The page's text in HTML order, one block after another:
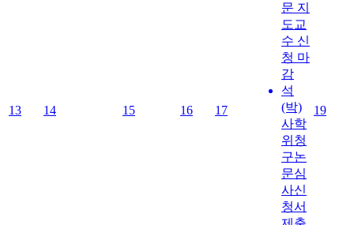
13 14 15 16 17
문 지
도교
수 신
청 마
감
석
(박)
사학
위청
구논
문심
사신
청서
19